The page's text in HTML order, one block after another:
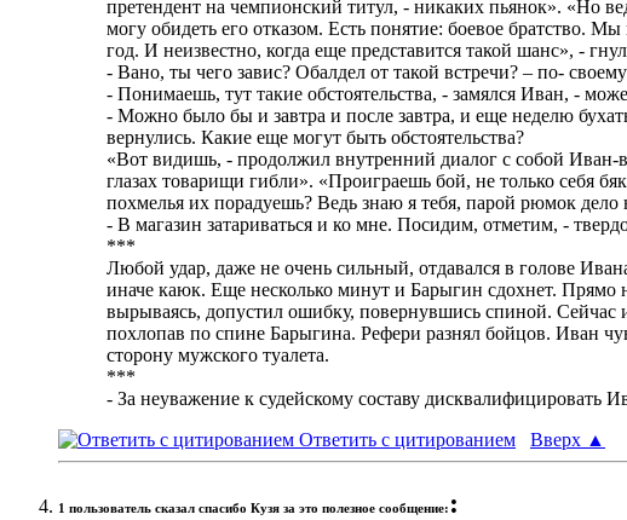
претендент на чемпионский титул, - никаких пьянок». «Но
могу обидеть его отказом. Есть понятие: боевое братство.
год. И неизвестно, когда еще представится такой шанс», -
- Вано, ты чего завис? Обалдел от такой встречи? – по-
- Понимаешь, тут такие обстоятельства, - замялся Иван, -
- Можно было бы и завтра и после завтра, и еще неделю
вернулись. Какие еще могут быть обстоятельства?
«Вот видишь, - продолжил внутренний диалог с собой
глазах товарищи гибли». «Проиграешь бой, не только себя
похмелья их порадуешь? Ведь знаю я тебя, парой рюмок дело
- В магазин затариваться и ко мне. Посидим, отметим, -
***
Любой удар, даже не очень сильный, отдавался в голове
иначе каюк. Еще несколько минут и Барыгин сдохнет. Прямо
вырываясь, допустил ошибку, повернувшись спиной.
похлопав по спине Барыгина. Рефери разнял бойцов. Иван
сторону мужского туалета.
***
- За неуважение к судейскому составу
Ответить с цитированием
Вверх ▲
1 пользователь сказал cпасибо Кузя за это полезное сообщение: :